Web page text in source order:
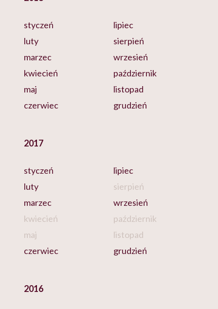
styczeń
luty
marzec
kwiecień
maj
czerwiec
lipiec
sierpień
wrzesień
październik
listopad
grudzień
2017
styczeń
luty
marzec
kwiecień
maj
czerwiec
lipiec
sierpień
wrzesień
październik
listopad
grudzień
2016